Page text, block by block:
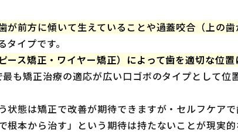
が前方に傾いて生えていることや過蓋咬合（上の
イプです。
ース矯正・ワイヤー矯正）によって歯を適切な位置
も矯正治療の適応が広い口ゴボのタイプとして位
状態は矯正で改善が期待できますが・セルフケア
本から治す」という期待は持たないことが現実